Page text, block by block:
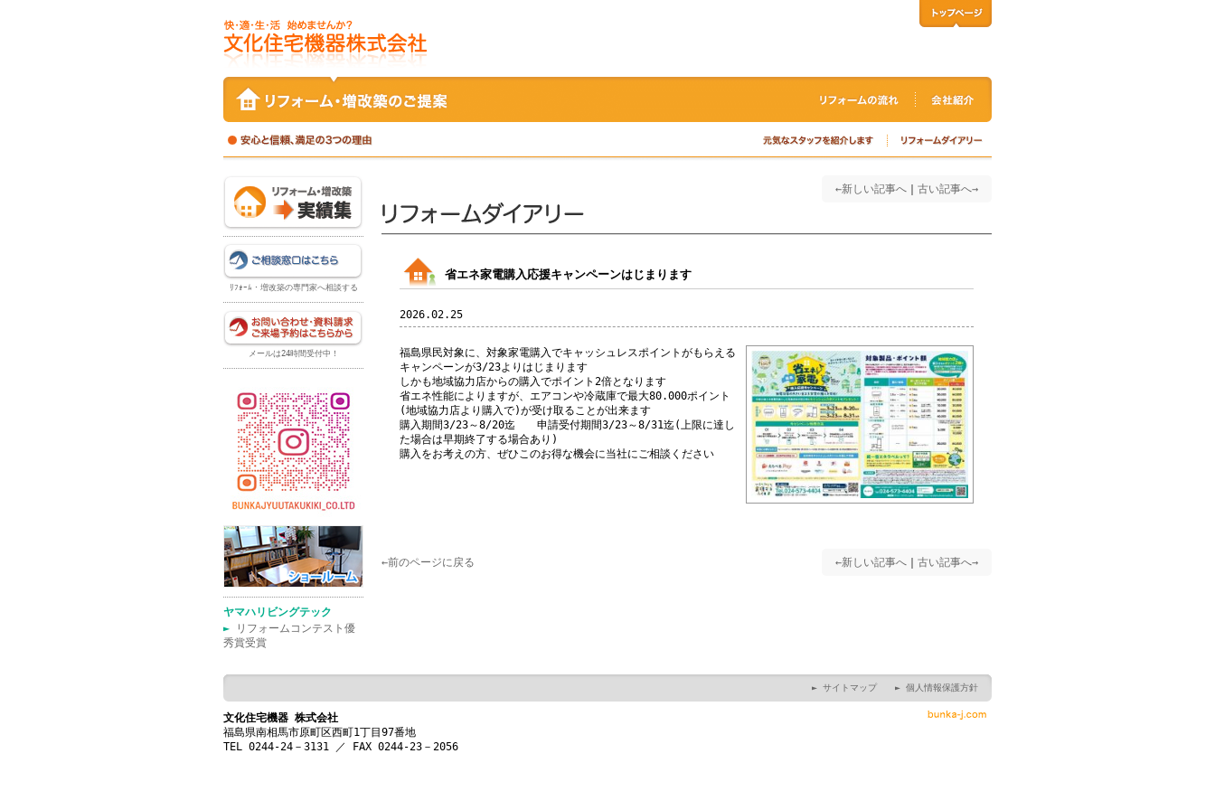
ﾘﾌｫｰﾑ・増改築の専門家へ相談する
メールは24時間受付中！
ヤマハリビングテック
►
リフォームコンテスト優
秀賞受賞
←新しい記事へ 古い記事へ→
省エネ家電購入応援キャンペーンはじまります
2026.02.25
福島県民対象に、対象家電購入でキャッシュレスポイントがもらえる
キャンペーンが3/23よりはじまります
しかも地域協力店からの購入でポイント2倍となります
省エネ性能によりますが、エアコンや冷蔵庫で最大80.000ポイント
(地域協力店より購入で)が受け取ることが出来ます
購入期間3/23～8/20迄 申請受付期間3/23～8/31迄(上限に達し
た場合は早期終了する場合あり)
購入をお考えの方、ぜひこのお得な機会に当社にご相談ください
←前のページに戻る ←新しい記事へ 古い記事へ→
► 個人情報保護方針
► サイトマップ
文化住宅機器 株式会社
福島県南相馬市原町区西町1丁目97番地
TEL 0244-24－3131 ／ FAX 0244-23－2056